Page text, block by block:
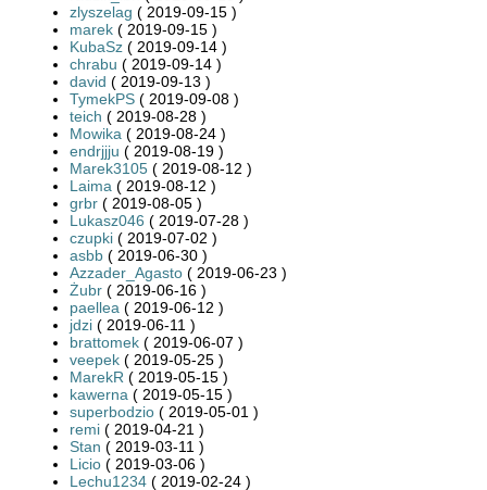
zlyszelag ( 2019-09-15 )
marek ( 2019-09-15 )
KubaSz ( 2019-09-14 )
chrabu ( 2019-09-14 )
david ( 2019-09-13 )
TymekPS ( 2019-09-08 )
teich ( 2019-08-28 )
Mowika ( 2019-08-24 )
endrjjju ( 2019-08-19 )
Marek3105 ( 2019-08-12 )
Laima ( 2019-08-12 )
grbr ( 2019-08-05 )
Lukasz046 ( 2019-07-28 )
czupki ( 2019-07-02 )
asbb ( 2019-06-30 )
Azzader_Agasto ( 2019-06-23 )
Żubr ( 2019-06-16 )
paellea ( 2019-06-12 )
jdzi ( 2019-06-11 )
brattomek ( 2019-06-07 )
veepek ( 2019-05-25 )
MarekR ( 2019-05-15 )
kawerna ( 2019-05-15 )
superbodzio ( 2019-05-01 )
remi ( 2019-04-21 )
Stan ( 2019-03-11 )
Licio ( 2019-03-06 )
Lechu1234 ( 2019-02-24 )